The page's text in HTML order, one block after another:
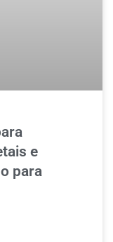
e
para